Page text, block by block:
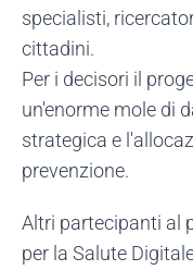
specialisti,
cittadini.
Per i decisori il
un'enorme mole di
strategica e
prevenzione.
Altri partecipanti al
per la Salute